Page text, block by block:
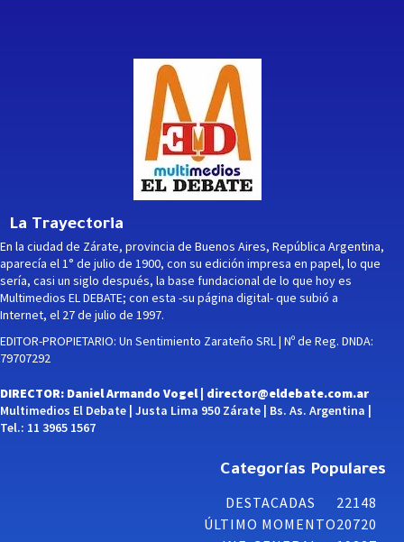
La Trayectoria
En la ciudad de Zárate, provincia de Buenos Aires, República Argentina,
aparecía el 1° de julio de 1900, con su edición impresa en papel, lo que
sería, casi un siglo después, la base fundacional de lo que hoy es
Multimedios EL DEBATE; con esta -su página digital- que subió a
Internet, el 27 de julio de 1997.
EDITOR-PROPIETARIO: Un Sentimiento Zarateño SRL | Nº de Reg. DNDA:
79707292
DIRECTOR: Daniel Armando Vogel | director@eldebate.com.ar
Multimedios El Debate | Justa Lima 950 Zárate | Bs. As. Argentina |
Tel.: 11 3965 1567
Categorías Populares
DESTACADAS
22148
ÚLTIMO MOMENTO20720